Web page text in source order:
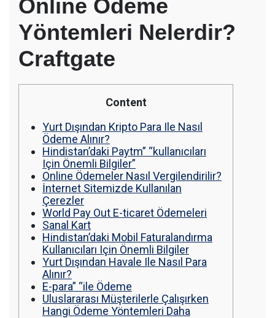
อาชีพ
เทลเลอร์ รถพื้นเรียบชานต่ำ (Low bed) ขนส่ง
สินค้า โดยรถพ่วงดั๊มพ์ จำหน่ายดิน หิน ทราย
รับเหมาถมที่ รถตัก CAT 950 รถตัก Komatsu
WA 380 WA 320 WA 200 รถตัก Hitachi ZW
220 ZW 180 แบ็คโฮ CAT 320 CAT 312 แบ็ค
โฮ Komatsu PC 200 LC บูมยาว PC 200 PC
120 แบ็คโฮ Kobelco SK 210 บูมยาว SK 200
SK 140ขุดดิน ตักหิน ตักทราย ตักถ่านหิน
ตักกะลาปาร์ม ตักไม้สับ ตักวู๊ดชิป ตักแร่ ตัก
สินค้าต่างๆ ขนย้ายเครื่องจักร โดยรถเทลเลอร์
รถพื้นเรียบชานต่ำ (Low bed) ขนส่งสินค้า โดย
รถพ่วงดั๊มพ์ จำหน่ายดิน หิน ทราย รับเหมาถม
ที่ รถตัก CAT 950 รถตัก Komatsu WA 380 WA
320 WA 200 รถตัก Hitachi ZW 220 ZW 180
แบ็คโฮ CAT 320 CAT 312 แบ็คโฮ Komatsu
PC 200 LC บูมยาว PC 200 PC 120 แบ็คโฮ
Kobelco SK 210 บูมยาว SK 200 SK 140
Ödeme
Alma:
Yurt
Dışından
Ödeme
Alınır?
Online Ödeme
Yöntemleri Nelerdir?
Craftgate
Content
Yurt Dışından Kripto Para Ile Nasıl
Ödeme Alınır?
Hindistan’daki Paytm” “kullanıcıları
Için Önemli Bilgiler”
Online Ödemeler Nasıl Vergilendirilir?
İnternet Sitemizde Kullanılan
Çerezler
World Pay Out E-ticaret Ödemeleri
Sanal Kart
Hindistan’daki Mobil Faturalandırma
Kullanıcıları Için Önemli Bilgiler
Yurt Dışından Havale Ile Nasıl Para
Alınır?
E-para” “ile Ödeme
Uluslararası Müşterilerle Çalışırken
Hangi Ödeme Yöntemleri Daha